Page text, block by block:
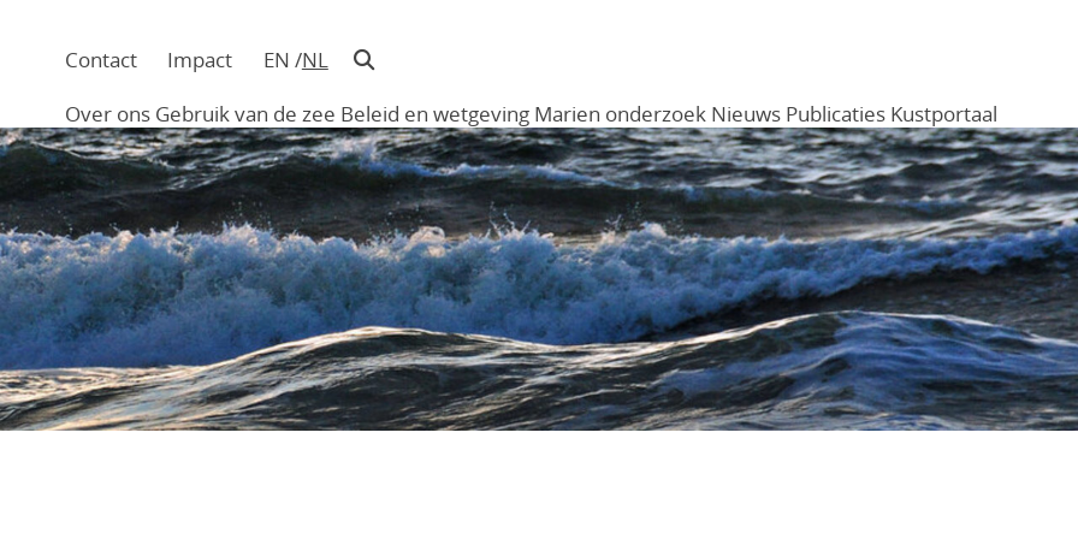
in
hoofding
Contact Impact EN NL
Main
navigation
Menu
Over ons Gebruik van de zee Beleid en wetgeving Marien onderzoek Nieuws Publicaties Kustportaal